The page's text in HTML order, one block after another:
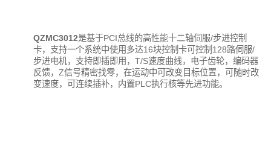
QZMC3012是基于PCI总线的高性能十二轴伺服/步进控制
卡，支持一个系统中使用多达16块控制卡可控制128路伺服/
步进电机，支持即插即用，T/S速度曲线，电子齿轮，编码器
反馈，Z信号精密找零，在运动中可改变目标位置，可随时改
变速度，可连续插补，内置PLC执行核等先进功能。